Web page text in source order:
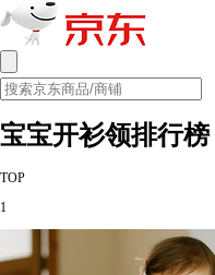
宝宝开衫领排行榜
TOP
1